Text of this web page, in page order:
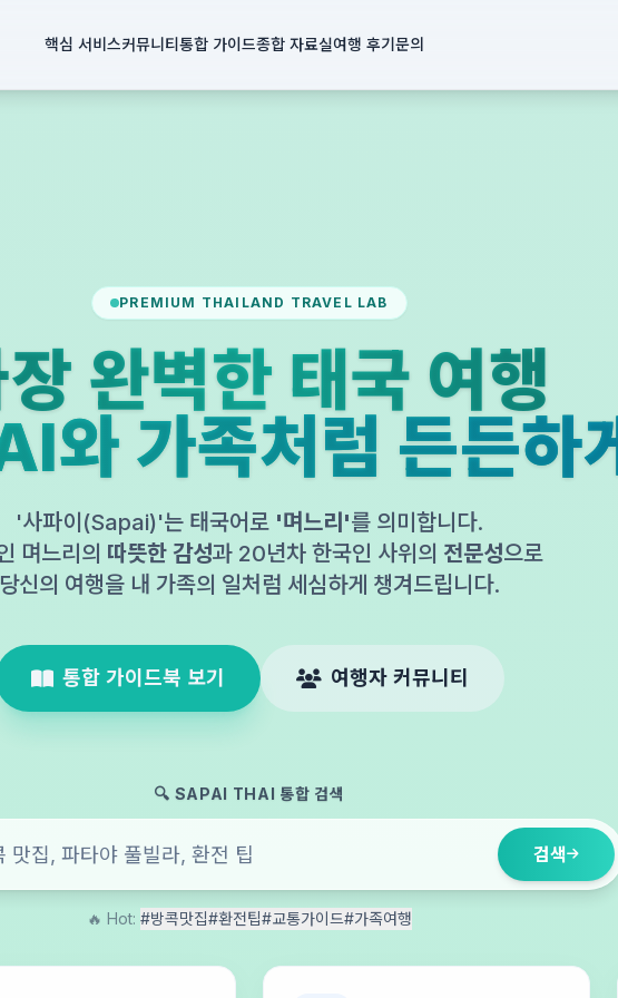
핵심 서비스커뮤니티통합 가이드종합 자료실여행 후기문의
PREMIUM THAILAND TRAVEL LAB
완벽한 태국 여행
와 가족처럼 든든하게
'사파이(Sapai)'는 태국어로 '며느리'를 의미합니다.
며느리의 따뜻한 감성과 20년차 한국인 사위의 전문성으로
당신의 여행을 내 가족의 일처럼 세심하게 챙겨드립니다.
통합 가이드북 보기 여행자 커뮤니티
🔍 SAPAI THAI 통합 검색
검색
🔥 Hot: #방콕맛집#환전팁#교통가이드#가족여행